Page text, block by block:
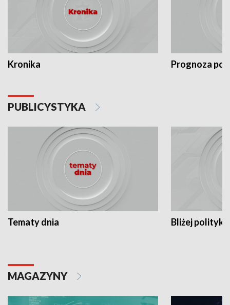
Kronika Prognoza
PUBLICYSTYKA
Tematy dnia Bliżej polityki
MAGAZYNY